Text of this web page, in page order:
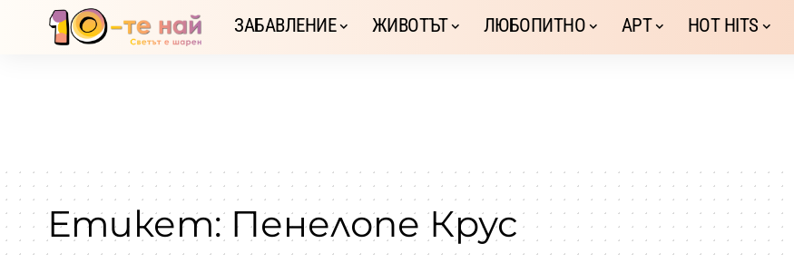
ЗАБАВЛЕНИЕ ЖИВОТЪТ ЛЮБОПИТНО АРТ HOT HITS
Етикет: Пенелопе Крус